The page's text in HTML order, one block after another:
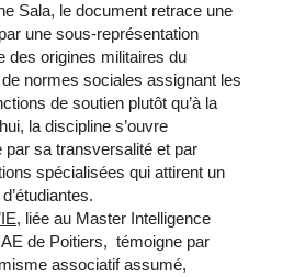
Sala, le document retrace une
une sous‑représentation
des origines militaires du
normes sociales assignant les
de soutien plutôt qu’à la
la discipline s’ouvre
par sa transversalité et par
spécialisées qui attirent un
, liée au Master Intelligence
de Poitiers, témoigne par
associatif assumé,